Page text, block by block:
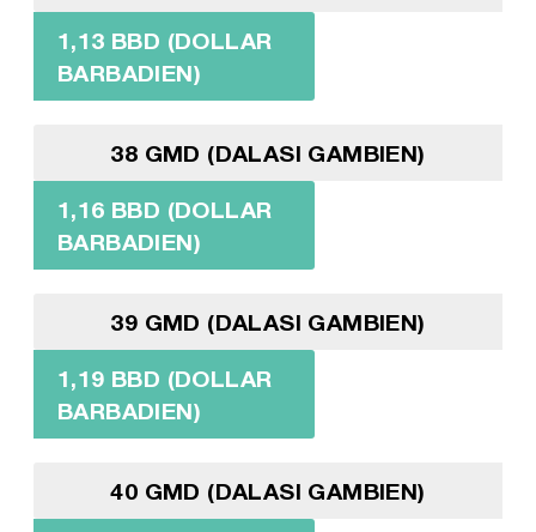
1,13 BBD (DOLLAR
BARBADIEN)
38 GMD (DALASI GAMBIEN)
1,16 BBD (DOLLAR
BARBADIEN)
39 GMD (DALASI GAMBIEN)
1,19 BBD (DOLLAR
BARBADIEN)
40 GMD (DALASI GAMBIEN)